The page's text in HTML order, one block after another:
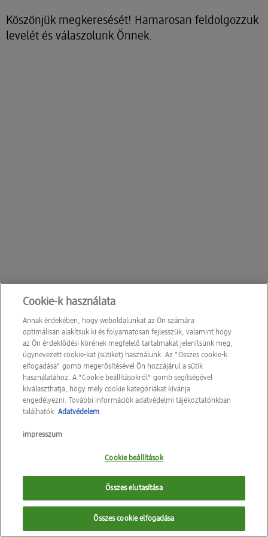
Köszönjük megkeresését! Hamarosan feldolgozzuk
levelét és válaszolunk Önnek.
Cookie-k használata
Annak érdekében, hogy weboldalunkat az Ön számára
optimálisan alakítsuk ki és folyamatosan fejlesszük, valamint hogy
az Ön érdeklődési körének megfelelő tartalmakat jelenítsünk meg,
úgynevezett cookie-kat (sütiket) használunk. Az "Összes cookie-k
elfogadása" gomb megerősítésével Ön hozzájárul a sütik
használatához. A "Cookie beállításokról" gomb segítségével
kiválaszthatja, hogy mely cookie kategóriákat kívánja
engedélyezni. További információk adatvédelmi tájékoztatónkban
találhatók:Adatvédelem.
impresszum
Cookie beállítások
Összes elutasítása
Összes cookie elfogadása